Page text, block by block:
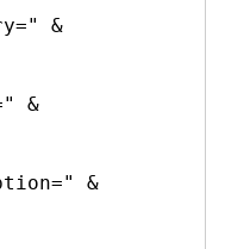
&
&
&